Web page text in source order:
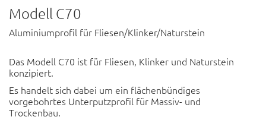
Modell C70
Aluminiumprofil für Fliesen/Klinker/Naturstein
Das Modell C70 ist für Fliesen, Klinker und Naturstein
konzipiert.
Es handelt sich dabei um ein flächenbündiges
vorgebohrtes Unterputzprofil für Massiv- und
Trockenbau.